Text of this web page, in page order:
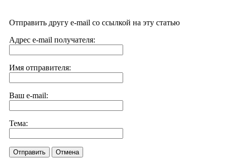
Отправить другу e-mail со ссылкой на эту статью
Адрес e-mail получателя:
Имя отправителя:
Ваш e-mail:
Тема:
Отправить Отмена